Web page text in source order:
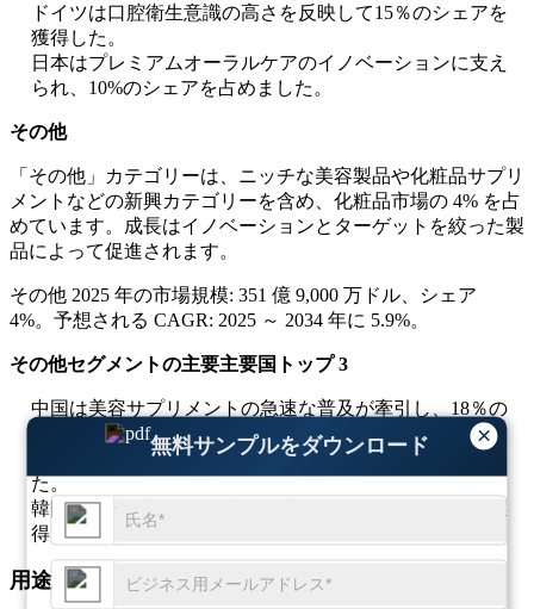
×
無料サンプルをダウンロード
ドイツは口腔衛生意識の高さを反映して15％のシェアを
獲得した。
日本はプレミアムオーラルケアのイノベーションに支え
られ、10%のシェアを占めました。
その他
「その他」カテゴリーは、ニッチな美容製品や化粧品サプリ
メントなどの新興カテゴリーを含め、化粧品市場の 4% を占
めています。成長はイノベーションとターゲットを絞った製
品によって促進されます。
その他 2025 年の市場規模: 351 億 9,000 万ドル、シェア
4%。予想される CAGR: 2025 ～ 2034 年に 5.9%。
その他セグメントの主要主要国トップ 3
中国は美容サプリメントの急速な普及が牽引し、18％の
シェアを占めた。
米国はニッチな美容需要が高く、15％のシェアを占め
た。
韓国はハイブリッド化粧品が牽引し、10％のシェアを獲
得した。
用途別